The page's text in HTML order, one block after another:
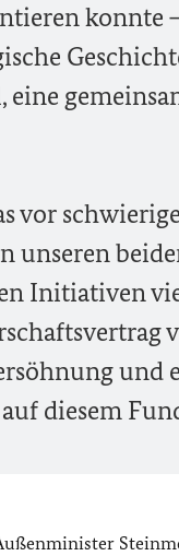
konnte
vor
unseren
Initiativen
und
diesem